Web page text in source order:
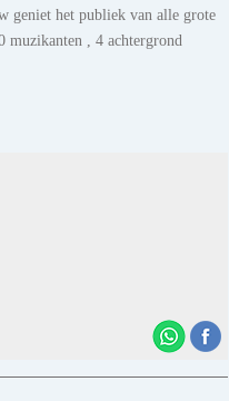
geniet het publiek van alle grote
muzikanten , 4 achtergrond